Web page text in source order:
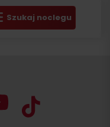
Szukaj noclegu